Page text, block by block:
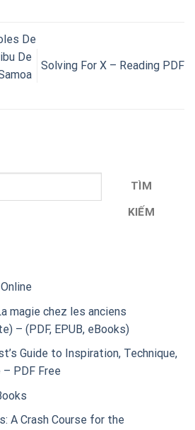
De
De
Solving For X – Reading PDF
TÌM
KIẾM
magie chez les anciens
– (PDF, EPUB, eBooks)
Guide to Inspiration, Technique,
PDF Free
A Crash Course for the